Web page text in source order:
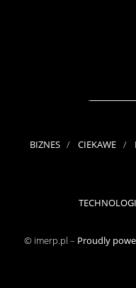
BIZNES CIEKAWE
© imerp.pl – Proudly